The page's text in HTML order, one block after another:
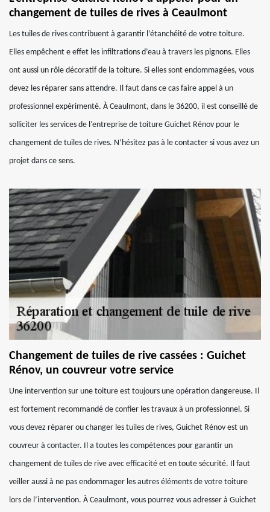
changement de tuiles de rives à Ceaulmont
Les tuiles de rives contribuent à garantir l’étanchéité de votre toiture.
Elles empêchent e effet les infiltrations d’eau à travers les pignons. Elles
ont aussi un rôle décoratif de la toiture. Si elles sont endommagées, vous
devez les réparer sans attendre. Il faut dans ce cas faire appel à un
professionnel expérimenté. À Ceaulmont, dans le 36200, il est conseillé de
solliciter les services de l’entreprise de toiture Guichet Rénov pour le
changement de tuiles de rives. N’hésitez pas à le contacter si vous avez un
projet dans ce sens.
Changement de tuiles de rive cassées : Guichet
Rénov, un couvreur votre service
Une intervention sur une toiture est toujours une opération dangereuse. Il
est fortement recommandé de confier les travaux à un professionnel. Si
vous devez réparer ou changer les tuiles de rives, Guichet Rénov est un
couvreur à contacter. Il a toutes les compétences pour garantir un
changement de tuiles de rive avec efficacité et en toute sécurité. Il faut
veiller aussi à ne pas endommager les autres éléments de votre toiture
lors de l’intervention. À Ceaulmont, vous pourrez vous adresser à Guichet